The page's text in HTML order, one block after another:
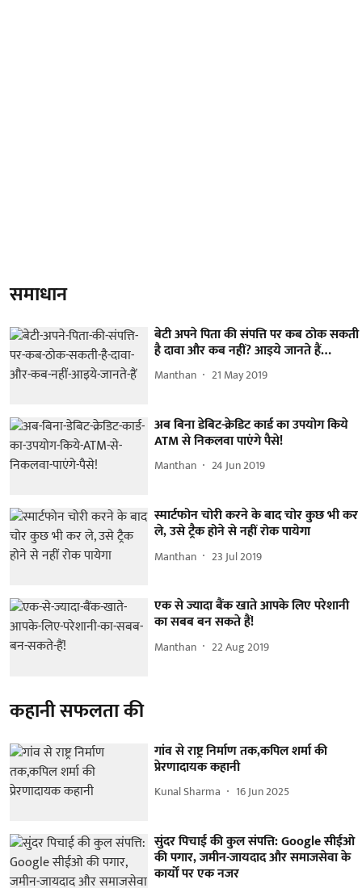
समाधान
बेटी अपने पिता की संपत्ति पर कब ठोक सकती
है दावा और कब नहीं? आइये जानते हैं…
Manthan 21 May 2019
अब बिना डेबिट-क्रेडिट कार्ड का उपयोग किये
ATM से निकलवा पाएंगे पैसे!
Manthan 24 Jun 2019
स्मार्टफोन चोरी करने के बाद चोर कुछ भी कर
ले, उसे ट्रैक होने से नहीं रोक पायेगा
Manthan 23 Jul 2019
एक से ज्यादा बैंक खाते आपके लिए परेशानी
का सबब बन सकते हैं!
Manthan 22 Aug 2019
कहानी सफलता की
गांव से राष्ट्र निर्माण तक,कपिल शर्मा की
प्रेरणादायक कहानी
Kunal Sharma 16 Jun 2025
सुंदर पिचाई की कुल संपत्ति: Google सीईओ
की पगार, जमीन-जायदाद और समाजसेवा के
कार्यों पर एक नजर